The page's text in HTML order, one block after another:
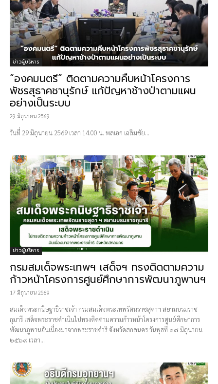
ข่าวผู้บริหาร
“องคมนตรี” ติดตามความคืบหน้าโครงการ
พัชรสุธาคชานุรักษ์ แก้ปัญหาช้างป่าตามแผน
อย่างเป็นระบบ
29 มิถุนายน 2569
วันที่ 29 มิถุนายน 2569 เวลา 14.00 น. พลเอก เฉลิมชัย...
ข่าวผู้บริหาร
​กรมสมเด็จพระเทพฯ เสด็จฯ ทรงติดตามความ
ก้าวหน้าโครงการศูนย์ศึกษาการพัฒนาภูพานฯ
17 มิถุนายน 2569
สมเด็จพระกนิษฐาธิราชเจ้า กรมสมเด็จพระเทพรัตนราชสุดาฯ สยามบรมราช
กุมารี เสด็จพระราชดำเนินไปทรงติดตามความก้าวหน้าโครงการศูนย์ศึกษาการ
พัฒนาภูพานอันเนื่องมาจากพระราชดำริ จังหวัดสกลนคร วันพุธที่ ๑๗ มิถุนายน
๒๕๖๙ เวลา...